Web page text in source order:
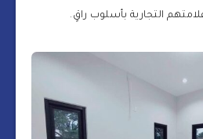
التجارية بأسلوب راقٍ.